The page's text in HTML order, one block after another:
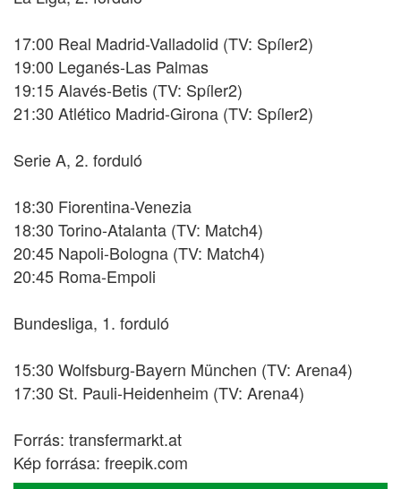
17:00 Real Madrid-Valladolid (TV: Spíler2)
19:00 Leganés-Las Palmas
19:15 Alavés-Betis (TV: Spíler2)
21:30 Atlético Madrid-Girona (TV: Spíler2)
Serie A, 2. forduló
18:30 Fiorentina-Venezia
18:30 Torino-Atalanta (TV: Match4)
20:45 Napoli-Bologna (TV: Match4)
20:45 Roma-Empoli
Bundesliga, 1. forduló
15:30 Wolfsburg-Bayern München (TV: Arena4)
17:30 St. Pauli-Heidenheim (TV: Arena4)
Forrás: transfermarkt.at
Kép forrása: freepik.com